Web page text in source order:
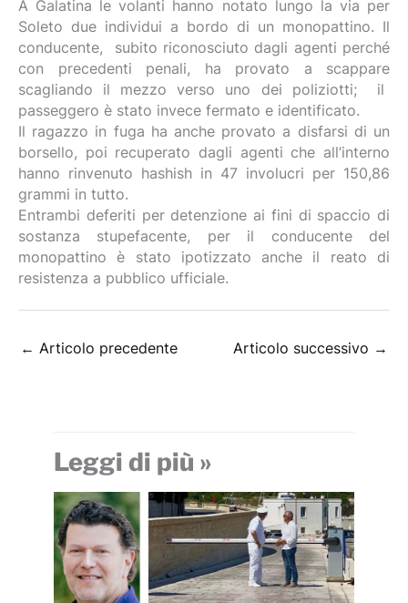
A Galatina le volanti hanno notato lungo la via per
Soleto due individui a bordo di un monopattino. Il
conducente, subito riconosciuto dagli agenti perché
con precedenti penali, ha provato a scappare
scagliando il mezzo verso uno dei poliziotti; il
passeggero è stato invece fermato e identificato.
Il ragazzo in fuga ha anche provato a disfarsi di un
borsello, poi recuperato dagli agenti che all’interno
hanno rinvenuto hashish in 47 involucri per 150,86
grammi in tutto.
Entrambi deferiti per detenzione ai fini di spaccio di
sostanza stupefacente, per il conducente del
monopattino è stato ipotizzato anche il reato di
resistenza a pubblico ufficiale.
← Articolo precedente Articolo successivo →
Leggi di più »